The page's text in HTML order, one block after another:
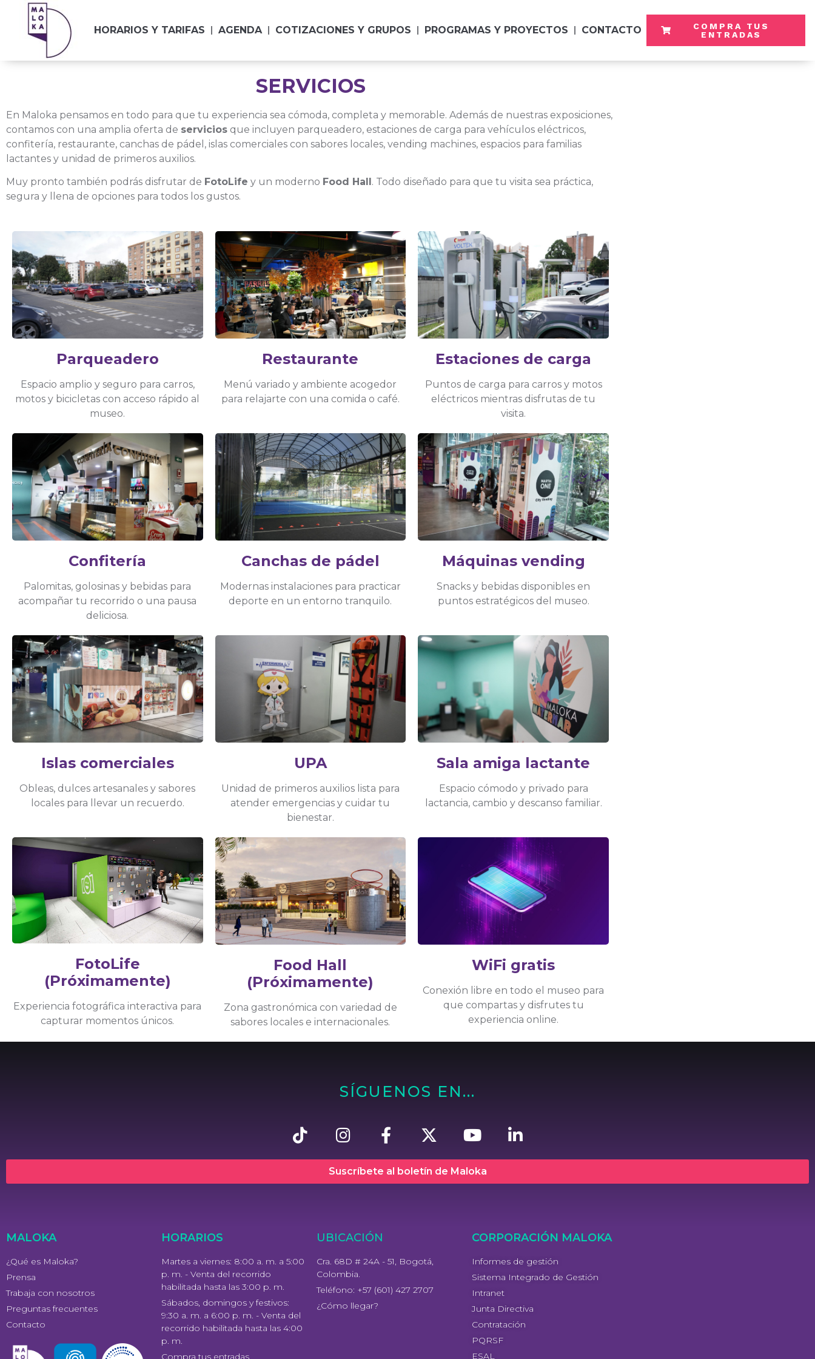
contenido
HORARIOS Y TARIFAS
AGENDA COTIZACIONES Y GRUPOS PROGRAMAS Y PROYECTOS CONTACTO
COMPRA TUS
ENTRADAS
SERVICIOS
En Maloka pensamos en todo para que tu experiencia sea cómoda, completa y memorable. Además de nuestras exposiciones,
contamos con una amplia oferta de servicios que incluyen parqueadero, estaciones de carga para vehículos eléctricos,
confitería, restaurante, canchas de pádel, islas comerciales con sabores locales, vending machines, espacios para familias
lactantes y unidad de primeros auxilios.
Muy pronto también podrás disfrutar de FotoLife y un moderno Food Hall . Todo diseñado para que tu visita sea práctica,
segura y llena de opciones para todos los gustos.
Parqueadero
Espacio amplio y seguro para carros,
motos y bicicletas con acceso rápido al
museo.
Restaurante
Menú variado y ambiente acogedor
para relajarte con una comida o café.
Estaciones de carga
Puntos de carga para carros y motos
eléctricos mientras disfrutas de tu
visita.
Confitería
Palomitas, golosinas y bebidas para
acompañar tu recorrido o una pausa
deliciosa.
Canchas de pádel
Modernas instalaciones para practicar
deporte en un entorno tranquilo.
Máquinas vending
Snacks y bebidas disponibles en
puntos estratégicos del museo.
Islas comerciales
Obleas, dulces artesanales y sabores
locales para llevar un recuerdo.
UPA
Unidad de primeros auxilios lista para
atender emergencias y cuidar tu
bienestar.
Sala amiga lactante
Espacio cómodo y privado para
lactancia, cambio y descanso familiar.
FotoLife
(Próximamente)
Experiencia fotográfica interactiva para
capturar momentos únicos.
Food Hall
(Próximamente)
Zona gastronómica con variedad de
sabores locales e internacionales.
WiFi gratis
Conexión libre en todo el museo para
que compartas y disfrutes tu
experiencia online.
SÍGUENOS EN...
Suscríbete al boletín de Maloka
MALOKA
¿Qué es Maloka?
Prensa
Trabaja con nosotros
Preguntas frecuentes
Contacto
HORARIOS
Martes a viernes: 8:00 a. m. a 5:00
p. m. - Venta del recorrido
habilitada hasta las 3:00 p. m.
Sábados, domingos y festivos:
9:30 a. m. a 6:00 p. m. - Venta del
recorrido habilitada hasta las 4:00
p. m.
Compra tus entradas
UBICACIÓN
Cra. 68D # 24A - 51, Bogotá,
Colombia.
Teléfono: +57 (601) 427 2707
¿Cómo llegar?
CORPORACIÓN MALOKA
Informes de gestión
Sistema Integrado de Gestión
Intranet
Junta Directiva
Contratación
PQRSF
ESAL